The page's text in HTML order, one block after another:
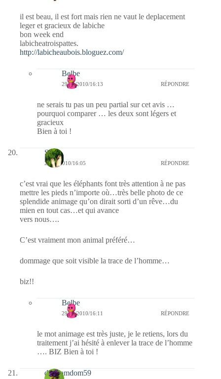
il est beau, il est fort mais rien ne vaut le deplacement
leger et gracieux de labiche
bon week end
labicheatroispattes.
http://labicheaubois.bloguez.com/
Belbe
29/01/2010/16:13 RÉPONDRE
ne serais tu pas un peu partial sur cet avis …
pourquoi comparer … les deux sont légers et
gracieux
Bien à toi !
S
29/01/2010/16:05 RÉPONDRE
c’est vrai que les éléphants font très attention à ne pas
mettre les pieds n’importe où…très belle photo de ce
splendide animage qu’on dirait sorti d’un rêve…du
mien en tout cas…et qui avance
vers nous….
C’est vraiment mon animal préféré…
dommage que soit visible la trace de l’homme…
biz!!
Belbe
29/01/2010/16:11 RÉPONDRE
le mot animage est très juste, je le retiens, lors du
traitement j’ai hésité à enlever la trace de l’homme
…. BIZ Bien à toi !
dimdamdom59